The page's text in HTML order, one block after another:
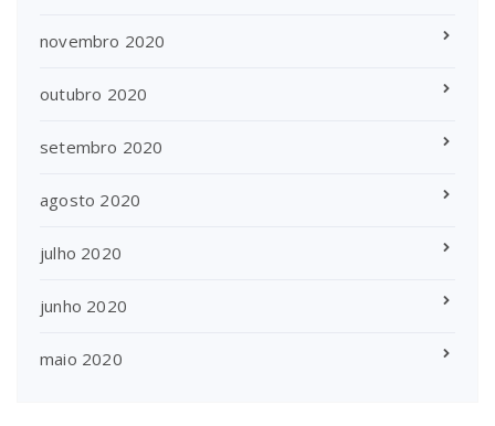
novembro 2020
outubro 2020
setembro 2020
agosto 2020
julho 2020
junho 2020
maio 2020